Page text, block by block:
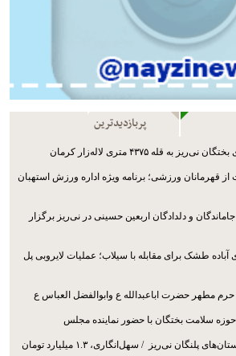
پربازدیدترین
قله ۴۳۷۵ متری لاله‌زار کرمان
قهرمانان ورزشی؛ برنامه ویژه اداره ورزش استهبان
و دلدادگان اربعین حسینی در نی‌ریز برگزار
آباده طشک برای مقابله با سیلاب؛ عملیات لایروبی پل
حرم مطهر حضرت اباعبدالله ع وابوالفضل العباس ع
سلامت بختگان با حضور نماینده مجلس
مهار آتش‌سوزی در انجیرستان‌های پلنگان نی‌ریز / سهل‌انگاری، ۱.۳ میلیارد تومان